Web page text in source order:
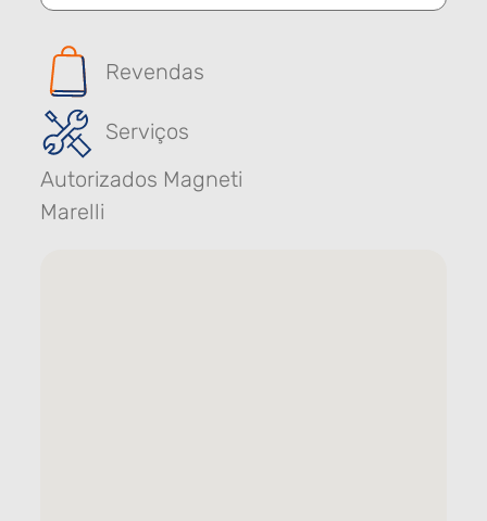
Revendas
Serviços
Autorizados Magneti
Marelli